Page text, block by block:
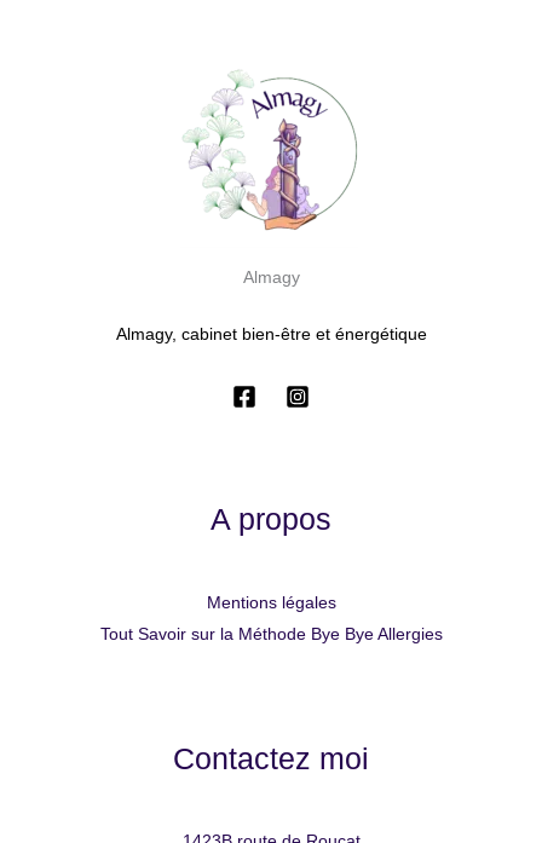
Almagy
Almagy, cabinet bien-être et énergétique
A propos
Mentions légales
Tout Savoir sur la Méthode Bye Bye Allergies
Contactez moi